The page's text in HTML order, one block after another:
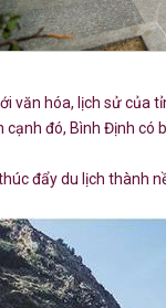
văn hóa, lịch sử
đó, Bình Định
đẩy du lịch thành